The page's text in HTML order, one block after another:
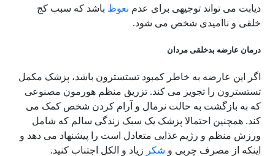
دیابت می تواند توجیهی برای عدم نعوظ باشد که سبب کج
خلقی و ناامیدی شخص می شود.
درمان عارضه بدخلقی مردان
اگر این عارضه به خاطر کمبود تستسترون باشد، پزشک مکمل
تستسترون را تجویز می کند. تزریق منظم هورمون مصنوعی
که به بازگشت به حالت نرمال و آرام کردن شخص کمک می
کند. همچنین احتمالا پزشک یک سبک زندگی سالم که شامل
ورزش منظم و رژیم غذایی متعادل است را پیشنهاد می دهد و
اینکه از مصرف چربی و شکر زیاد و الکل اجتناب کنید.